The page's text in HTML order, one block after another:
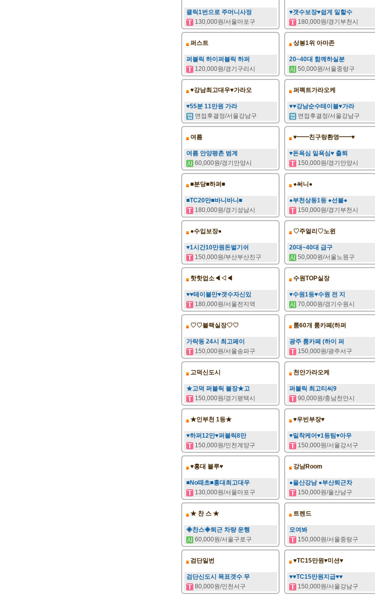
클릭1번으로 주머니사정
130,000원/서울마포구
♥갯수보장♥쉽게 일할수
180,000원/경기부천시
퍼스트
퍼블릭 하이퍼블릭 하퍼
120,000원/경기구리시
상봉1위 아마존
20~40대 함께하실분
50,000원/서울중랑구
♥강남최고대우♥가라오
♥55분 11만원 가라
면접후결정/서울강남구
퍼펙트가라오케
♥♥강남순수테이블♥가라
면접후결정/서울강남구
여름
여름 안양평촌 범계
60,000원/경기안양시
♥━━친구랑환영━━♥
♥돈욕심 일욕심♥ 출퇴
150,000원/경기안양시
■분당■하퍼■
■TC20만■바니바니■
180,000원/경기성남시
●써니●
●부천상동1등 ●선불●
150,000원/경기부천시
●수입보장●
♥1시간10만원돈벌기쉬
150,000원/부산부산진구
♡주얼리♡노윈
20대~40대 급구
50,000원/서울노원구
핫핫업소◀◁◀
♥♥테이블만♥갯수자신있
180,000원/서울전지역
수원TOP실장
♥수원1등♥수원 전 지
70,000원/경기수원시
♡♡블랙실장♡♡
가락동 24시 최고페이
150,000원/서울송파구
룸60개 룸카페(하퍼
광주 룸카페 (하이 퍼
150,000원/광주서구
고덕신도시
★고덕 퍼블릭 불장★고
150,000원/경기평택시
천안가라오케
퍼블릭 최고티씨9
90,000원/충남천안시
★인부천 1등★
♥하퍼12만♥퍼블릭8만
150,000원/인천계양구
♥우빈부장♥
♥밀착케어♥1등팀♥아우
150,000원/서울강서구
♥홍대 블루♥
■No때초■홍대최고대우
130,000원/서울마포구
강남Room
●울산강남 ●부산퇴근차
150,000원/울산남구
★ 찬 스 ★
◈찬스◈퇴근 차량 운행
60,000원/서울구로구
트렌드
모여봐
150,000원/서울중랑구
검단일번
검단신도시 목표갯수 무
80,000원/인천서구
♥TC15만원♥미션♥
♥♥TC15만원지급♥♥
150,000원/서울강남구